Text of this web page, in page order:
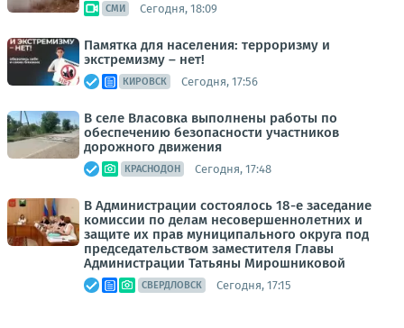
СМИ Сегодня, 18:09
Памятка для населения: терроризму и
экстремизму – нет!
КИРОВСК Сегодня, 17:56
В селе Власовка выполнены работы по
обеспечению безопасности участников
дорожного движения
КРАСНОДОН Сегодня, 17:48
В Администрации состоялось 18-е заседание
комиссии по делам несовершеннолетних и
защите их прав муниципального округа под
председательством заместителя Главы
Администрации Татьяны Мирошниковой
СВЕРДЛОВСК Сегодня, 17:15